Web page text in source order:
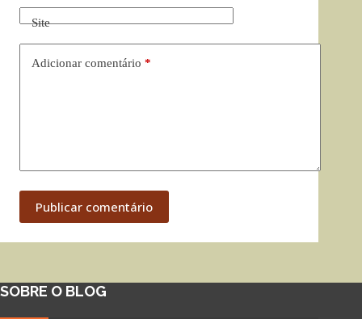
Site
Adicionar comentário *
Publicar comentário
SOBRE O BLOG